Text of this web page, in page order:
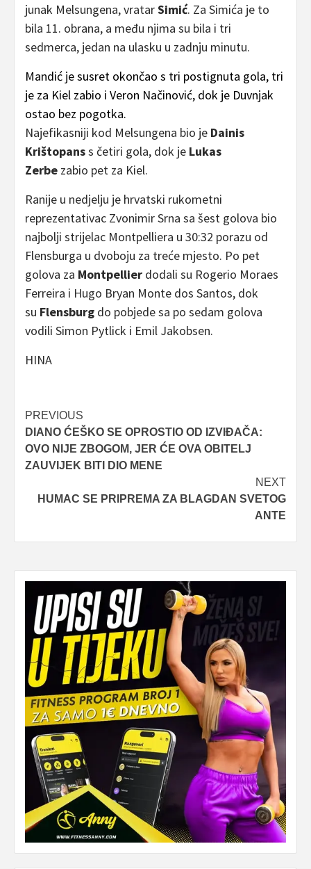
junak Melsungena, vratarSimić. Za Simića je to
bila 11. obrana, a među njima su bila i tri
sedmerca, jedan na ulasku u zadnju minutu.
Mandić je susret okončao s tri postignuta gola, tri
je za Kiel zabio i Veron Načinović, dok je Duvnjak
ostao bez pogotka.
Najefikasniji kod Melsungena bio je Dainis
Krištopanss četiri gola, dok je Lukas
Zerbe zabio pet za Kiel.
Ranije u nedjelju je hrvatski rukometni
reprezentativac Zvonimir Srna sa šest golova bio
najbolji strijelac Montpelliera u 30:32 porazu od
Flensburga u dvoboju za treće mjesto. Po pet
golova za Montpellier dodali su Rogerio Moraes
Ferreira i Hugo Bryan Monte dos Santos, dok
su Flensburg do pobjede sa po sedam golova
vodili Simon Pytlick i Emil Jakobsen.
HINA
Post
navigation
PREVIOUS
DIANO ĆEŠKO SE OPROSTIO OD IZVIĐAČA:
OVO NIJE ZBOGOM, JER ĆE OVA OBITELJ
ZAUVIJEK BITI DIO MENE
NEXT
HUMAC SE PRIPREMA ZA BLAGDAN SVETOG
ANTE